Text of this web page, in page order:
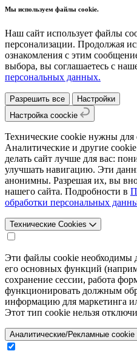
Мы используем файлы cookie.
Наш сайт использует файлы
персонализации. Продолжая
ознакомления с этим
выбора, вы соглашаетесь с
персональных данных.
Разрешить все
Настройки
Настройка coockie
Технические cookie нужны для
Аналитические и другие
делать сайт лучше для вас:
улучшать навигацию. Эти
анонимны. Разрешая их, вы
нашего сайта. Подробности в
обработки персональных
Технические Cookies
Эти файлы cookie необходимы
его основных функций
сохранение сессии, работа
функционировать должным
информацию для маркетинга
Этот тип cookie нельзя
Аналитические/Рекламные cookie